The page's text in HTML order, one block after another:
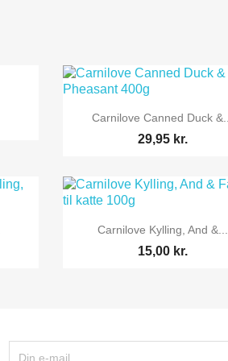
 Vis her
Carnilove Canned Duck &...
29,95 kr.
 Vis her
Carnilove Kylling, And &...
15,00 kr.